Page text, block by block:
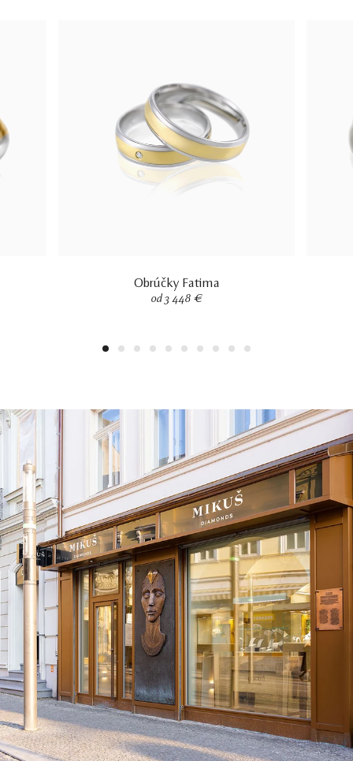
Obrúčky Fatima
od 3 448 €
1 2 3 4 5 6 7 8 9 10